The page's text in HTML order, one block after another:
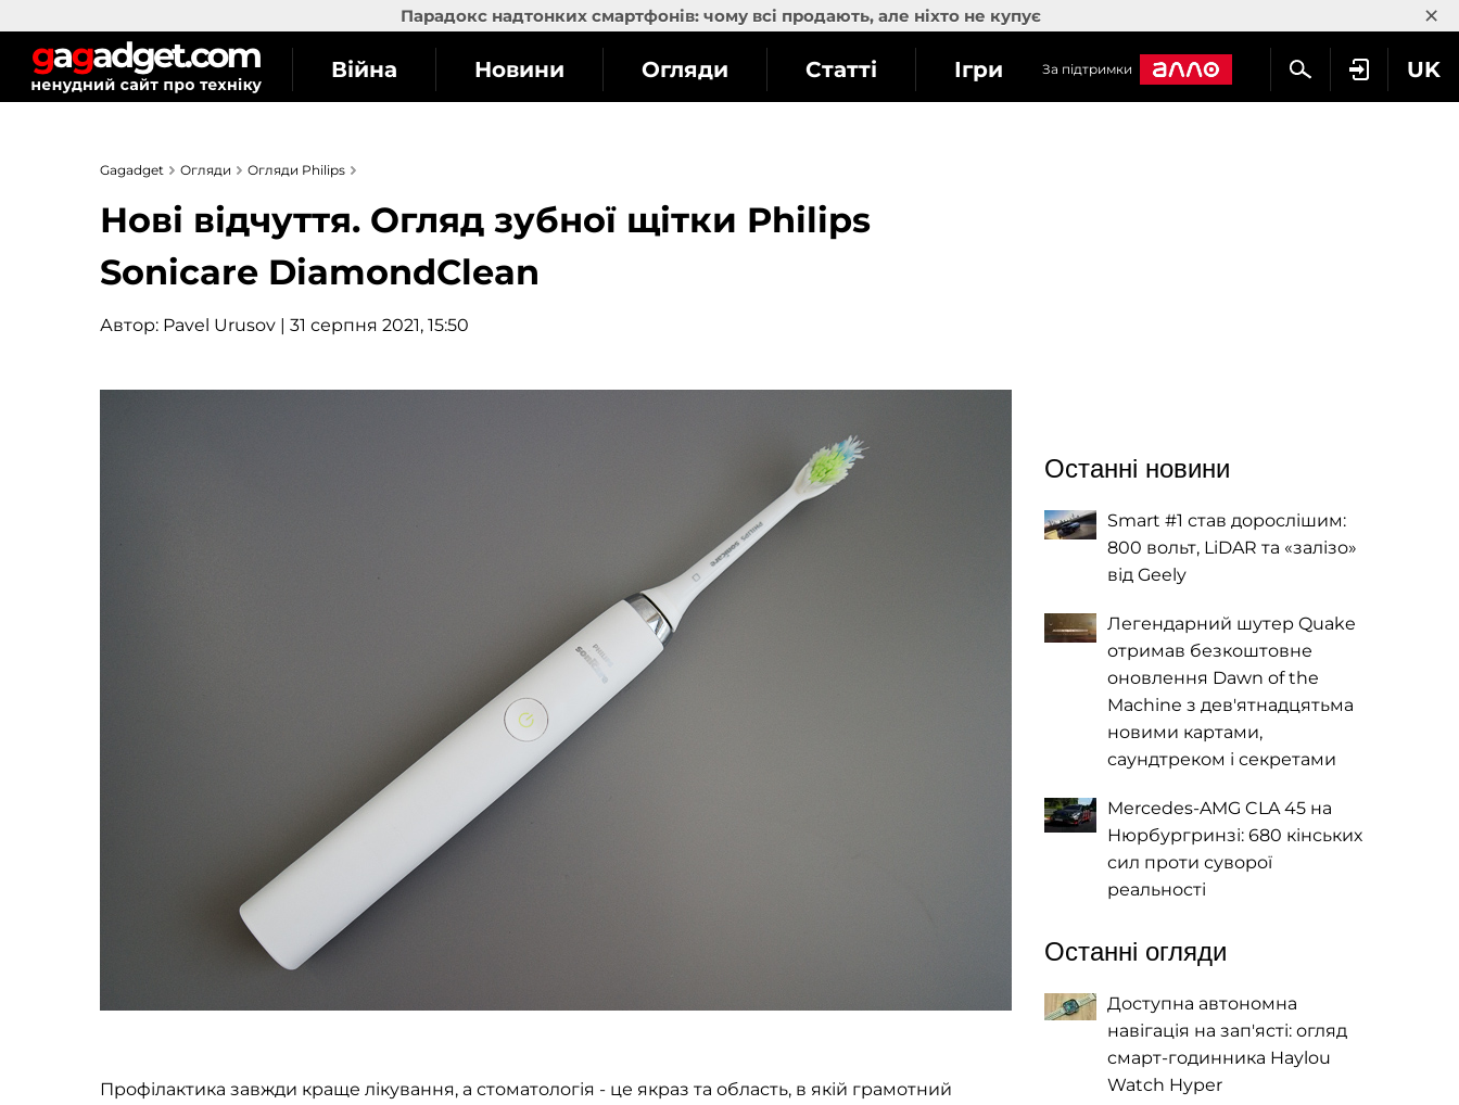
Парадокс надтонких смартфонів: чому всі продають, але ніхто не купує ×
UK
Війна Новини Огляди Статті Ігри За підтримки
Gagadget Огляди Огляди Philips
Нові відчуття. Огляд зубної щітки Philips
Sonicare DiamondClean
Автор: Pavel Urusov | 31 серпня 2021, 15:50
Профілактика завжди краще лікування, а стоматологія - це якраз та область, в якій грамотний
Останні новини
Smart #1 став дорослішим:
800 вольт, LiDAR та «залізо»
від Geely
Легендарний шутер Quake
отримав безкоштовне
оновлення Dawn of the
Machine з дев'ятнадцятьма
новими картами,
саундтреком і секретами
Mercedes-AMG CLA 45 на
Нюрбургринзі: 680 кінських
сил проти суворої
реальності
Останні огляди
Доступна автономна
навігація на зап'ясті: огляд
смарт-годинника Haylou
Watch Hyper